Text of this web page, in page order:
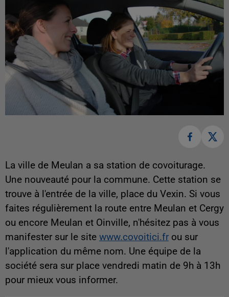
La ville de Meulan a sa station de covoiturage.
Une nouveauté pour la commune. Cette station se
trouve à l'entrée de la ville, place du Vexin. Si vous
faites régulièrement la route entre Meulan et Cergy
ou encore Meulan et Oinville, n'hésitez pas à vous
manifester sur le site www.covoitici.fr ou sur
l'application du même nom. Une équipe de la
société sera sur place vendredi matin de 9h à 13h
pour mieux vous informer.